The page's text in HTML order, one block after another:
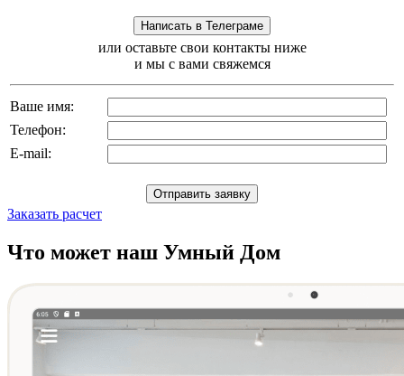
или оставьте свои контакты ниже
и мы с вами свяжемся
Ваше имя:
Телефон:
E-mail:
Заказать расчет
Что может наш Умный Дом